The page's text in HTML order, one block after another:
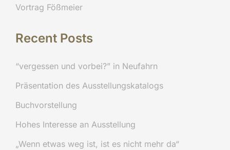
Vortrag Fößmeier
Recent Posts
“vergessen und vorbei?” in Neufahrn
Präsentation des Ausstellungskatalogs
Buchvorstellung
Hohes Interesse an Ausstellung
„Wenn etwas weg ist, ist es nicht mehr da“